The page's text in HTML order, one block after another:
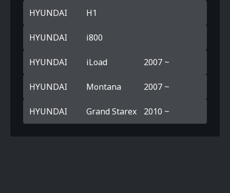
HYUNDAI H1
HYUNDAI i800
HYUNDAI iLoad 2007 ~
HYUNDAI Montana 2007 ~
HYUNDAI Grand Starex 2010 ~